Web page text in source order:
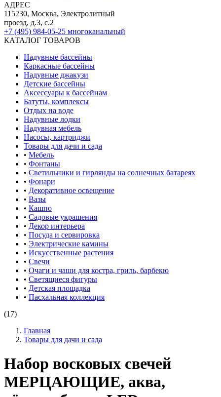
АДРЕС
115230, Москва, Электролитный
проезд, д.3, с.2
+7 (495) 984-05-25 многоканальный
КАТАЛОГ ТОВАРОВ
Надувные бассейны
Каркасные бассейны
Надувные джакузи
Детские бассейны
Аксессуары к бассейнам
Батуты, комплексы
Отдых на воде
Надувные лодки
Надувная мебель
Насосы, картриджи
Товары для дачи и сада
• Мебель
• Фонтаны
• Светильники и гирлянды на солнечных батареях
• Фонари
• Декоративное освещение
• Вазы
• Кашпо
• Садовые украшения
• Декор интерьера
• Посуда и сервировка
• Электрические камины
• Искусственные растения
• Свечи
• Очаги и чаши для костра, гриль, барбекю
• Светящиеся фигуры
• Детская площадка
• Пасхальная коллекция
(17)
Главная
Товары для дачи и сада
Набор восковых свечей
МЕРЦАЮЩИЕ, аква,